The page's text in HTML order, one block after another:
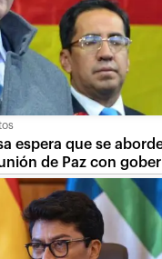
espera que se
de Paz con